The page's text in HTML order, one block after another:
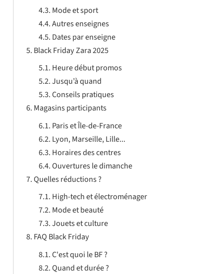
Mode et sport
Autres enseignes
Dates par enseigne
Black Friday Zara 2025
Heure début promos
Jusqu’à quand
Conseils pratiques
Magasins participants
Paris et Île-de-France
Lyon, Marseille, Lille...
Horaires des centres
Ouvertures le dimanche
Quelles réductions ?
High-tech et électroménager
Mode et beauté
Jouets et culture
FAQ Black Friday
C'est quoi le BF ?
Quand et durée ?